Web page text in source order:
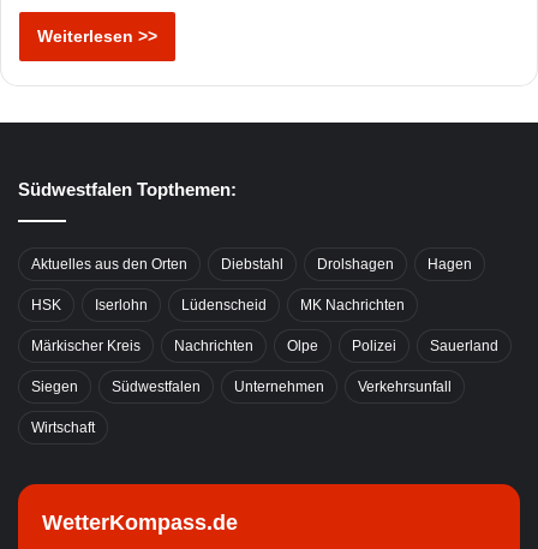
Weiterlesen >>
Südwestfalen Topthemen:
Aktuelles aus den Orten Diebstahl Drolshagen Hagen
HSK Iserlohn Lüdenscheid MK Nachrichten
Märkischer Kreis Nachrichten Olpe Polizei Sauerland
Siegen Südwestfalen Unternehmen Verkehrsunfall
Wirtschaft
WetterKompass.de